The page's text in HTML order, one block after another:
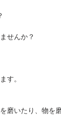
せんか？
す。
磨いたり、物を